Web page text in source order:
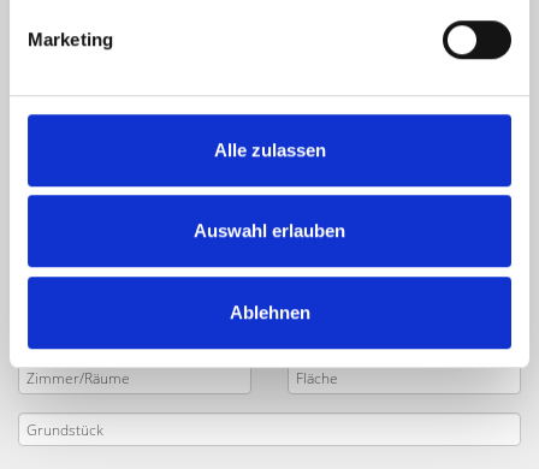
Marketing
Alle zulassen
Auswahl erlauben
Ablehnen
sicher den passenden Käufer finden? Das Team von
Hegerich Immobilien unterstützt Sie umfassend. Geben
Zeppelinfeld und Umland kontaktieren Sie zeitnah und
besprechen mit Ihnen Ihr Projekt.